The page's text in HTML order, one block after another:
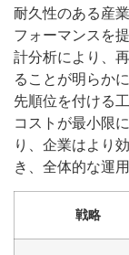
耐久性のある産
フォーマンスを
計分析により、
ることが明らか
先順位を付ける
コストが最小限
り、企業はより
き、全体的な運
戦略